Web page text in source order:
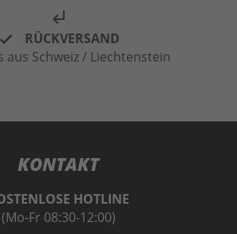
subdirectory_arrow_left
RÜCKVERSAND
aus Schweiz / Liechtenstein
KONTAKT
HOTLINE
(Mo-Fr 08:30-12:00)